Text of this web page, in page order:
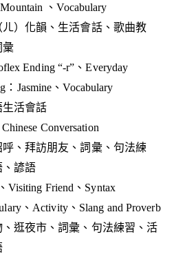
、Vocabulary
）化韻、生活會話、歌曲教
彙
Ending “-r”、Everyday
：Jasmine、Vocabulary
活會話
Conversation
、拜訪朋友、詞彙、句法練
、諺語
Visiting Friend、Syntax
、Activity、Slang and Proverb
逛夜市、詞彙、句法練習、活